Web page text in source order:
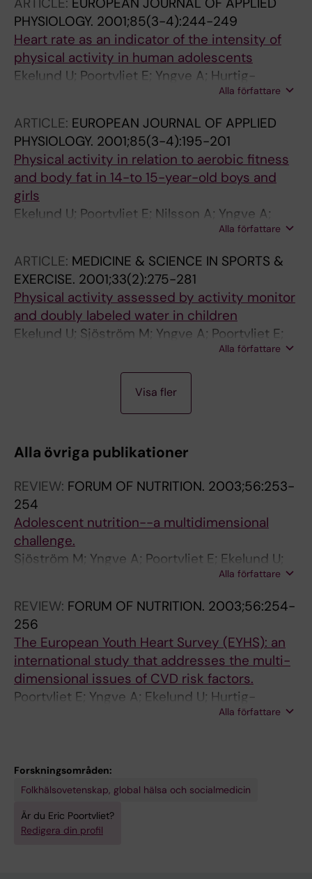
Thórsdóttir I; Klepp KI
PHYSIOLOGY. 2001;85(3-4):244-249
Heart rate as an indicator of the intensity of
physical activity in human adolescents
Ekelund U; Poortvliet E; Yngve A; Hurtig-
Alla författare
ARTICLE: EUROPEAN JOURNAL OF APPLIED
PHYSIOLOGY. 2001;85(3-4):195-201
Physical activity in relation to aerobic fitness
and body fat in 14-to 15-year-old boys and
girls
Ekelund U; Poortvliet E; Nilsson A; Yngve A;
Alla författare
ARTICLE: MEDICINE & SCIENCE IN SPORTS &
EXERCISE. 2001;33(2):275-281
Physical activity assessed by activity monitor
and doubly labeled water in children
Ekelund U; Sjöström M; Yngve A; Poortvliet E;
Nilsson A; Froberg K; Wedderkopp N;Alla författare
C
E
:
P
U
B
I
C
H
E
A
L
T
T
Visa fler
Alla övriga publikationer
REVIEW: FORUM OF NUTRITION. 2003;56:253-
254
Adolescent nutrition--a multidimensional
challenge.
Sjöström M; Yngve A; Poortvliet E; Ekelund U;
Hurtig-Wennlöf A; Nilsson A; Hagströmer M
Alla författare
REVIEW: FORUM OF NUTRITION. 2003;56:254-
256
The European Youth Heart Survey (EYHS): an
international study that addresses the multi-
dimensional issues of CVD risk factors.
Poortvliet E; Yngve A; Ekelund U; Hurtig-
Wennlöf A; Nilsson A; Hagströmer M; Sjöström
Alla författare
Forskningsområden:
Folkhälsovetenskap, global hälsa och socialmedicin
Är du Eric Poortvliet?
Redigera din profil